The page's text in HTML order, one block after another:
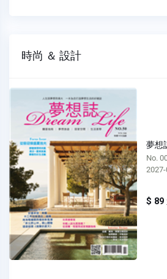
時尚 ＆ 設計
夢想
No.
2027-
$ 89